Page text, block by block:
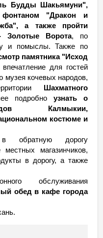
Будды Шакьямуни",
"Дракон и
а также пройти
Ворота, по
и помыслы. Также по
памятника "Исход
для гостей
музея кочевых народов,
Шахматного
подробно узнать о
Калмыкии,
костюме и
обратную дорогу
магазинчиков,
в дорогу, а также
обслуживания
обед в кафе города